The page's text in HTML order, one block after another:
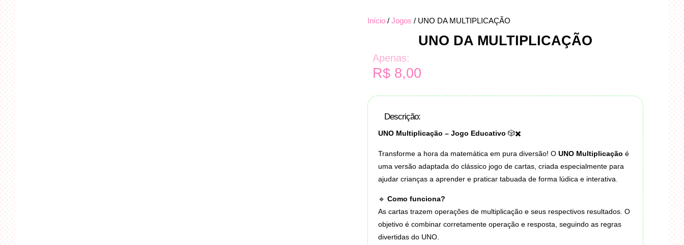
Início / Jogos / UNO DA MULTIPLICAÇÃO
UNO DA MULTIPLICAÇÃO
Apenas:
R$ 8,00
Descrição:
UNO Multiplicação – Jogo Educativo 🎲✖️
Transforme a hora da matemática em pura diversão! O UNO Multiplicação é
uma versão adaptada do clássico jogo de cartas, criada especialmente para
ajudar crianças a aprender e praticar tabuada de forma lúdica e interativa.
🔹 Como funciona?
As cartas trazem operações de multiplicação e seus respectivos resultados. O
objetivo é combinar corretamente operação e resposta, seguindo as regras
divertidas do UNO.